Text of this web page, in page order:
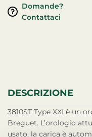
Domande?
Contattaci
DESCRIZIONE
3810ST Type XXI è un orologio da uomo prodotto da
Breguet. L’orologio
usato, la carica è